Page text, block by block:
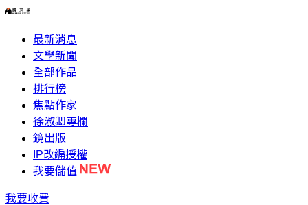
最新消息
文學新聞
全部作品
排行榜
焦點作家
徐淑卿專欄
鏡出版
IP改編授權
我要儲值
我要收費